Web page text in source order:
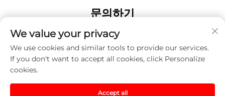
문의하기
Add: 상해 보산 구 위항로 18번지 3번 건물
전화번호:+86-13917707297
이메일:[email protected]
We value your privacy
We use cookies and similar tools to provide our services.
If you don't want to accept all cookies, click Personalize
cookies.
Accept all